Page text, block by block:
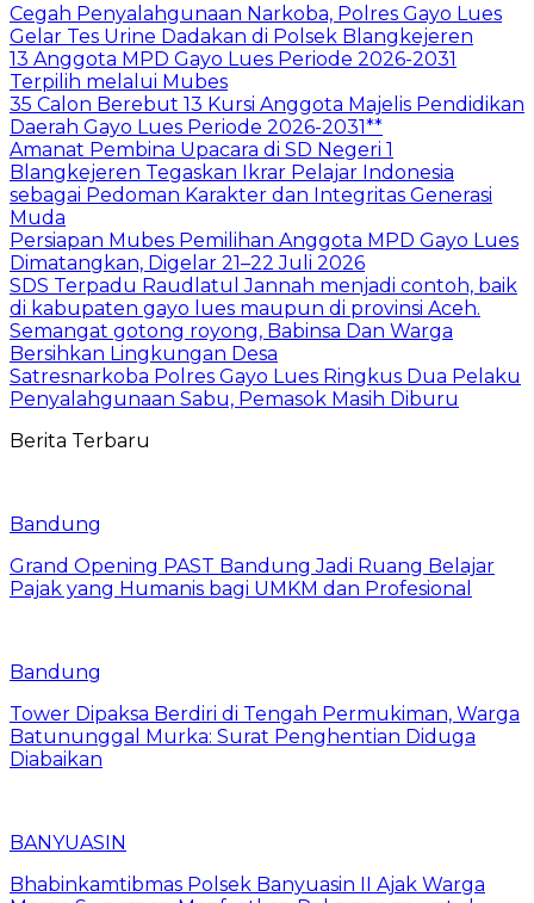
Cegah Penyalahgunaan Narkoba, Polres Gayo Lues
Gelar Tes Urine Dadakan di Polsek Blangkejeren
13 Anggota MPD Gayo Lues Periode 2026-2031
Terpilih melalui Mubes
35 Calon Berebut 13 Kursi Anggota Majelis Pendidikan
Daerah Gayo Lues Periode 2026-2031**
Amanat Pembina Upacara di SD Negeri 1
Blangkejeren Tegaskan Ikrar Pelajar Indonesia
sebagai Pedoman Karakter dan Integritas Generasi
Muda
Persiapan Mubes Pemilihan Anggota MPD Gayo Lues
Dimatangkan, Digelar 21–22 Juli 2026
SDS Terpadu Raudlatul Jannah menjadi contoh, baik
di kabupaten gayo lues maupun di provinsi Aceh.
Semangat gotong royong, Babinsa Dan Warga
Bersihkan Lingkungan Desa
Satresnarkoba Polres Gayo Lues Ringkus Dua Pelaku
Penyalahgunaan Sabu, Pemasok Masih Diburu
Berita Terbaru
Bandung
Grand Opening PAST Bandung Jadi Ruang Belajar
Pajak yang Humanis bagi UMKM dan Profesional
Bandung
Tower Dipaksa Berdiri di Tengah Permukiman, Warga
Batununggal Murka: Surat Penghentian Diduga
Diabaikan
BANYUASIN
Bhabinkamtibmas Polsek Banyuasin II Ajak Warga